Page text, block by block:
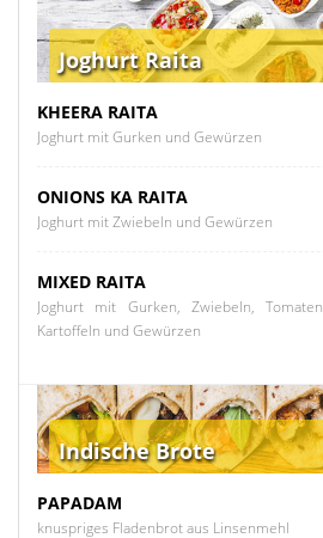
Joghurt Raita
KHEERA RAITA
Joghurt mit Gurken und Gewürzen
ONIONS KA RAITA
Joghurt mit Zwiebeln und Gewürzen
MIXED RAITA
Joghurt mit Gurken, Zwiebeln, Tomaten,
Kartoffeln und Gewürzen
Indische Brote
PAPADAM
knuspriges Fladenbrot aus Linsenmehl